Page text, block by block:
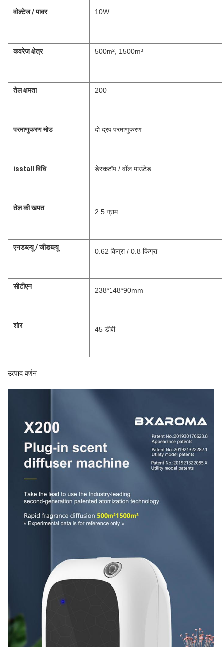
वोल्टेज / पावर 10W
कवरेज क्षेत्र 500m², 1500m³
तेल क्षमता 200
परमाणुकरण मोड दो द्रव परमाणुकरण
isstall विधि डेस्कटॉप / वॉल माउंटेड
तेल की खपत 2.5 ग्राम
एनडब्ल्यू / जीडब्ल्यू 0.62 किग्रा / 0.8 किग्रा
सीटीएन 238*148*90mm
शोर 45 डीबी
उत्पाद वर्णन